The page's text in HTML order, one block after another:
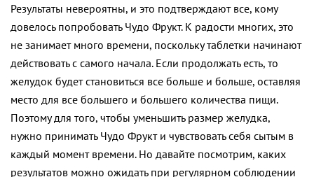
Результаты невероятны, и это подтверждают все, кому
довелось попробовать Чудо Фрукт. К радости многих, это
не занимает много времени, поскольку таблетки начинают
действовать с самого начала. Если продолжать есть, то
желудок будет становиться все больше и больше, оставляя
место для все большего и большего количества пищи.
Поэтому для того, чтобы уменьшить размер желудка,
нужно принимать Чудо Фрукт и чувствовать себя сытым в
каждый момент времени. Но давайте посмотрим, каких
результатов можно ожидать при регулярном соблюдении